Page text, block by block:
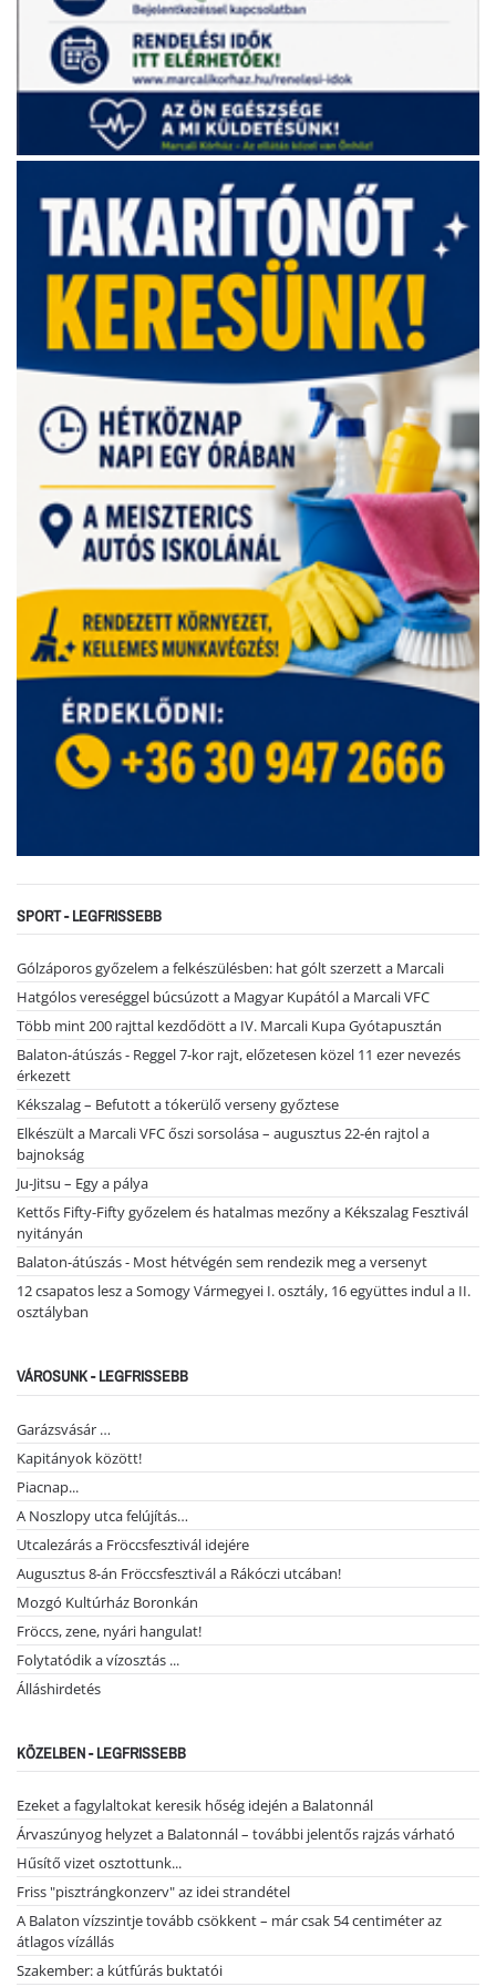
SPORT - LEGFRISSEBB
Gólzáporos győzelem a felkészülésben: hat gólt szerzett a Marcali
Hatgólos vereséggel búcsúzott a Magyar Kupától a Marcali VFC
Több mint 200 rajttal kezdődött a IV. Marcali Kupa Gyótapusztán
Balaton-átúszás - Reggel 7-kor rajt, előzetesen közel 11 ezer nevezés
érkezett
Kékszalag – Befutott a tókerülő verseny győztese
Elkészült a Marcali VFC őszi sorsolása – augusztus 22-én rajtol a
bajnokság
Ju-Jitsu – Egy a pálya
Kettős Fifty-Fifty győzelem és hatalmas mezőny a Kékszalag Fesztivál
nyitányán
Balaton-átúszás - Most hétvégén sem rendezik meg a versenyt
12 csapatos lesz a Somogy Vármegyei I. osztály, 16 együttes indul a II.
osztályban
VÁROSUNK - LEGFRISSEBB
Garázsvásár …
Kapitányok között!
Piacnap...
A Noszlopy utca felújítás…
Utcalezárás a Fröccsfesztivál idejére
Augusztus 8-án Fröccsfesztivál a Rákóczi utcában!
Mozgó Kultúrház Boronkán
Fröccs, zene, nyári hangulat!
Folytatódik a vízosztás ...
Álláshirdetés
KÖZELBEN - LEGFRISSEBB
Ezeket a fagylaltokat keresik hőség idején a Balatonnál
Árvaszúnyog helyzet a Balatonnál – további jelentős rajzás várható
Hűsítő vizet osztottunk...
Friss "pisztrángkonzerv" az idei strandétel
A Balaton vízszintje tovább csökkent – már csak 54 centiméter az
átlagos vízállás
Szakember: a kútfúrás buktatói